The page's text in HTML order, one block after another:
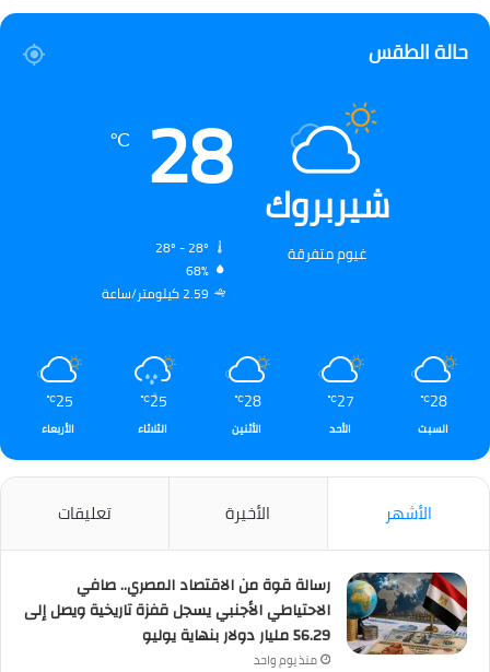
حالة الطقس
شيربروك
غيوم متفرقة
28
℃
68%
2.59 كيلومتر/ساعة
28
℃
السبت
27
℃
الأحد
28
℃
الأثنين
25
℃
الثلاثاء
25
℃
الأربعاء
الأشهر الأخيرة تعليقات
رسالة قوة من الاقتصاد المصري.. صافي
الاحتياطي الأجنبي يسجل قفزة تاريخية ويصل إلى
56.29 مليار دولار بنهاية يوليو
منذ يوم واحد